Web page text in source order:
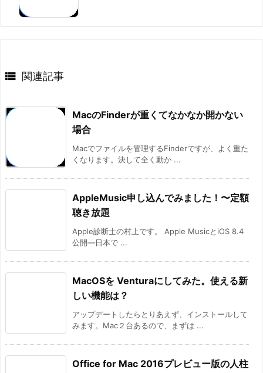
 関連記事
MacのFinderが重くてなかなか開かない
場合
Macでファイルを管理するFinderですが、よく重た
くなります。決して全く動か ...
AppleMusic申し込んでみました！〜定額
聴き放題
Apple診断士の村上です。 Apple MusicとiOS 8.4
公開―日本で ...
MacOSを Venturaにしてみた。使える新
しい機能は？
アップデートしたらとりあえず、インストールして
みます。Mac２台あるので、まずは ...
Office for Mac 2016プレビュー版の人柱